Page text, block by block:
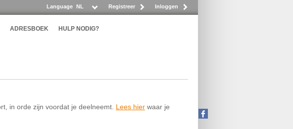
Registreer Inloggen
Language NL
ADRESBOEK HULP NODIG?
in orde zijn voordat je deelneemt. Lees hier waar je